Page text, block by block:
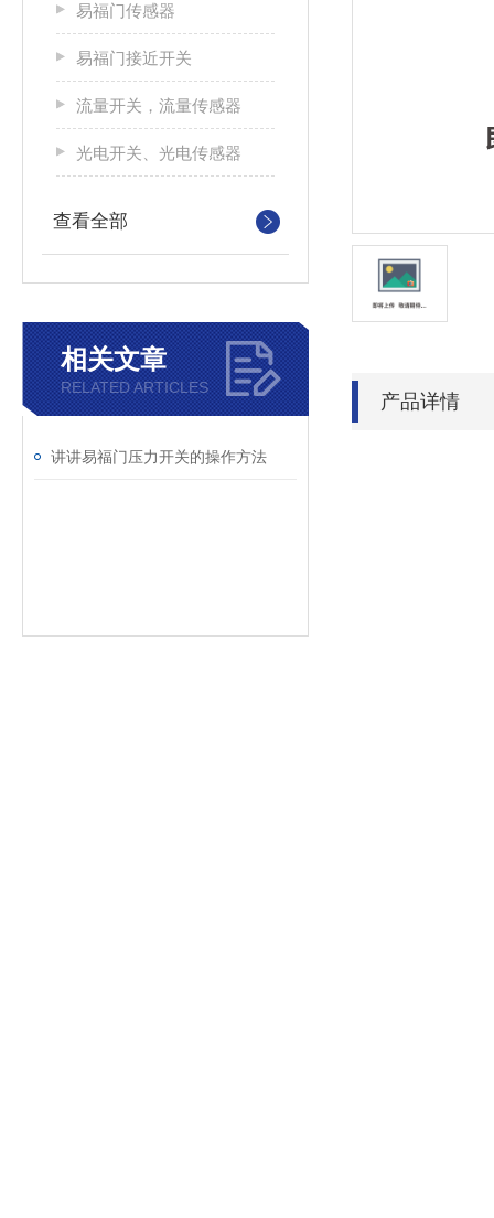
易福门传感器
易福门接近开关
流量开关，流量传感器
光电开关、光电传感器
查看全部
相关文章
RELATED ARTICLES
讲讲易福门压力开关的操作方法
产品详情